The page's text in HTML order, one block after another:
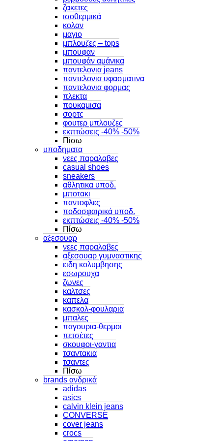
ζακετες
ισοθερμικά
κολαν
μαγιο
μπλουζες – tops
μπουφαν
μπουφάν αμάνικα
παντελονια jeans
παντελονια υφασματινα
παντελονια φορμας
πλεκτα
πουκαμισα
σορτς
φουτερ μπλουζες
εκπτώσεις -40% -50%
Πίσω
υποδηματα
νεες παραλαβες
casual shoes
sneakers
αθλητικα υποδ.
μποτακι
παντοφλες
ποδοσφαιρικά υποδ.
εκπτώσεις -40% -50%
Πίσω
αξεσουαρ
νεες παραλαβες
αξεσουαρ γυμναστικης
ειδη κολυμβησης
εσωρουχα
ζωνες
καλτσες
καπελα
κασκολ-φουλαρια
μπαλες
παγουρια-θερμοι
πετσέτες
σκουφοι-γαντια
τσαντακια
τσαντες
Πίσω
brands ανδρικά
adidas
asics
calvin klein jeans
CONVERSE
cover jeans
crocs